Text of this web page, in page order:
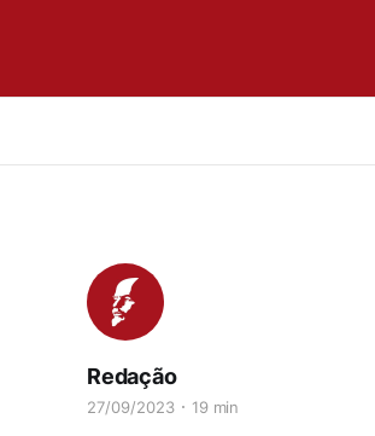
Redação
27/09/2023 19 min